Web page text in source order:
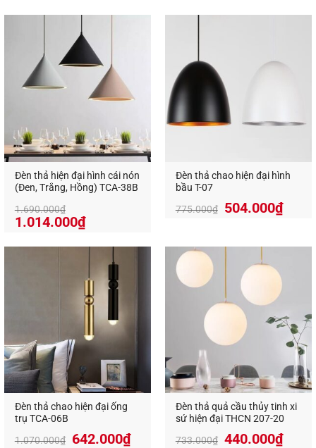
Chất liệu cao cấp – Độ bền vượt trội
Khung đèn làm từ hợp kim sơn tĩnh điện, chống
gỉ sét và bền màu theo thời gian.
Chao đèn bằng thủy tinh/acrylic tán sáng đều,
tạo ánh sáng mềm mại.
Dây treo chắc chắn, có thể điều chỉnh độ cao
theo nhu cầu.
Đèn thả hiện đại hình cái nón
(Đen, Trắng, Hồng) TCA-38B
1.690.000₫
1.014.000₫
Đèn thả chao hiện đại hình
bầu T-07
775.000₫ 504.000₫
Đèn thả chao hiện đại ống
trụ TCA-06B
1.070.000₫ 642.000₫
Đèn thả quả cầu thủy tinh xi
sứ hiện đại THCN 207-20
733.000₫ Giá
440.000₫Giá